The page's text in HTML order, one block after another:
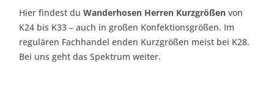
Hier findest du Wanderhosen Herren Kurzgrößen von
K24 bis K33 – auch in großen Konfektionsgrößen. Im
regulären Fachhandel enden Kurzgrößen meist bei K28.
Bei uns geht das Spektrum weiter.